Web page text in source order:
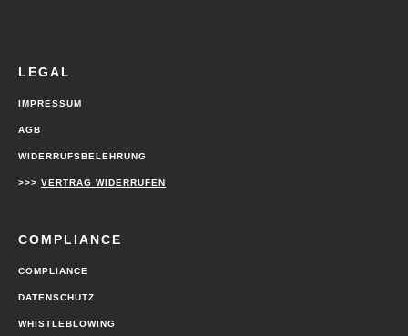
LEGAL
IMPRESSUM
AGB
WIDERRUFSBELEHRUNG
>>> VERTRAG WIDERRUFEN
COMPLIANCE
COMPLIANCE
DATENSCHUTZ
WHISTLEBLOWING